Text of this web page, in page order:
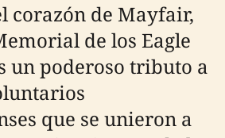
corazón de Mayfair,
de los Eagle
un poderoso tributo a
que se unieron a